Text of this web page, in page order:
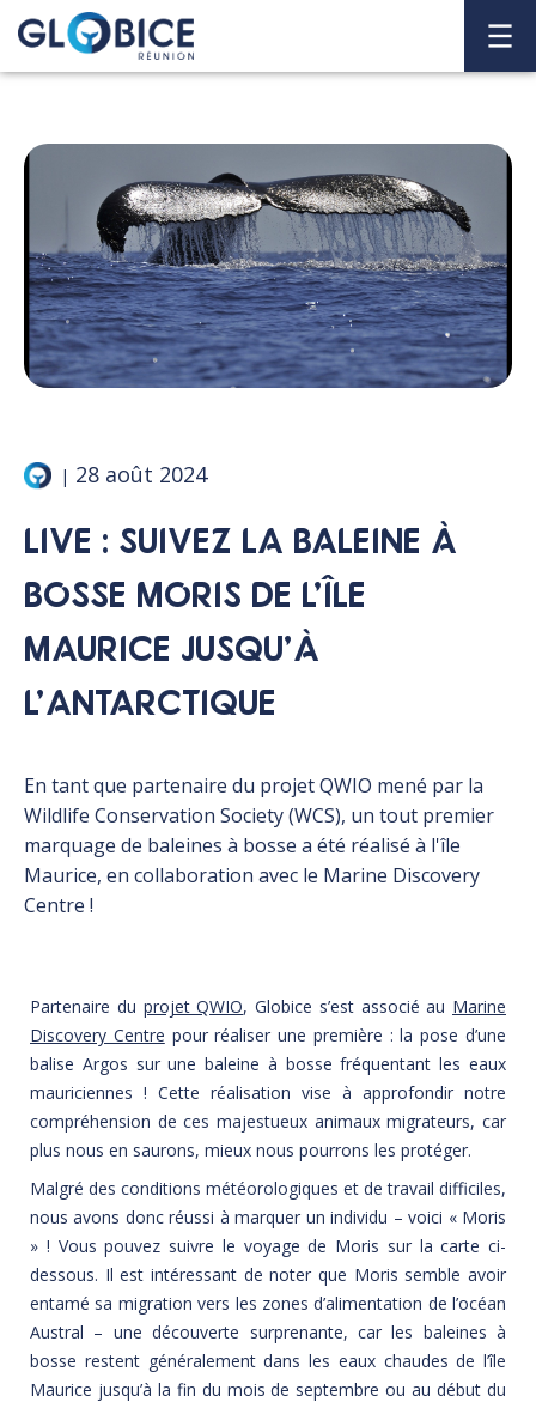
| 28 août 2024
LIVE : SUIVEZ LA BALEINE À
BOSSE MORIS DE L’ÎLE
MAURICE JUSQU’À
L’ANTARCTIQUE
En tant que partenaire du projet QWIO mené par la
Wildlife Conservation Society (WCS), un tout premier
marquage de baleines à bosse a été réalisé à l'île
Maurice, en collaboration avec le Marine Discovery
Centre !
Partenaire du projet QWIO, Globice s’est associé au Marine
Discovery Centre pour réaliser une première : la pose d’une
balise Argos sur une baleine à bosse fréquentant les eaux
mauriciennes ! Cette réalisation vise à approfondir notre
compréhension de ces majestueux animaux migrateurs, car
plus nous en saurons, mieux nous pourrons les protéger.
Malgré des conditions météorologiques et de travail difficiles,
nous avons donc réussi à marquer un individu – voici « Moris
» ! Vous pouvez suivre le voyage de Moris sur la carte ci-
dessous. Il est intéressant de noter que Moris semble avoir
entamé sa migration vers les zones d’alimentation de l’océan
Austral – une découverte surprenante, car les baleines à
bosse restent généralement dans les eaux chaudes de l’île
Maurice jusqu’à la fin du mois de septembre ou au début du